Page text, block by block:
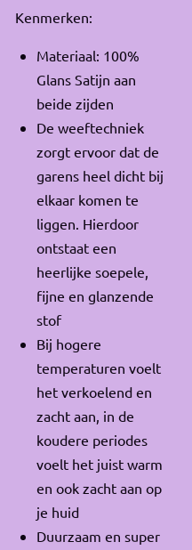
Kenmerken:
Materiaal: 100%
Glans Satijn aan
beide zijden
De weeftechniek
zorgt ervoor dat de
garens heel dicht bij
elkaar komen te
liggen. Hierdoor
ontstaat een
heerlijke soepele,
fijne en glanzende
stof
Bij hogere
temperaturen voelt
het verkoelend en
zacht aan, in de
koudere periodes
voelt het juist warm
en ook zacht aan op
je huid
Duurzaam en super